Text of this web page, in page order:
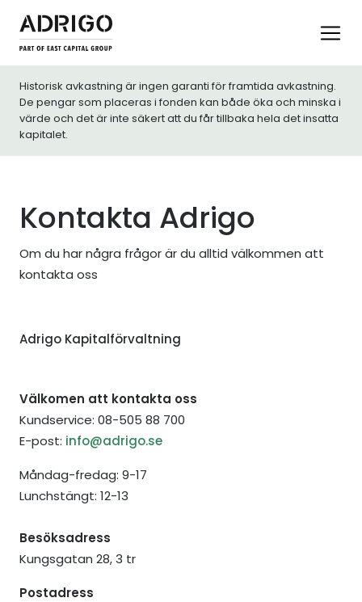
Historisk avkastning är ingen garanti för framtida avkastning.
De pengar som placeras i fonden kan både öka och minska i
värde och det är inte säkert att du får tillbaka hela det insatta
kapitalet.
Kontakta Adrigo
Om du har några frågor är du alltid välkommen att
kontakta oss
Adrigo Kapitalförvaltning
Välkomen att kontakta oss
Kundservice: 08-505 88 700
E-post: info@adrigo.se
Måndag-fredag: 9-17
Lunchstängt: 12-13
Besöksadress
Kungsgatan 28, 3 tr
Postadress